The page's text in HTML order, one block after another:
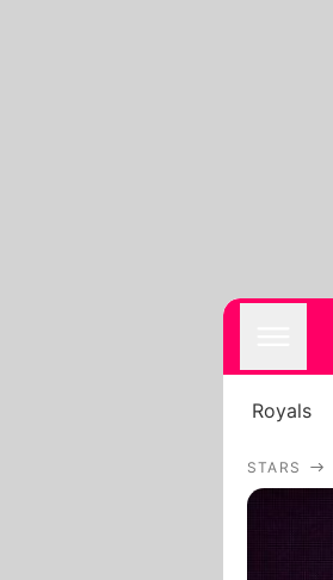
Royals
STARS